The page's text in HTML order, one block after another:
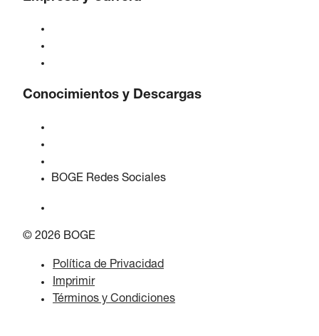
Conocimientos y Descargas
BOGE Redes Sociales
© 2026 BOGE
Política de Privacidad
Imprimir
Términos y Condiciones